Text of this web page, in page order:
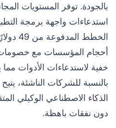
بالجودة. توفر المستويات
استدعاءات واجهة برمجة
الخطط
أحجام المؤسسات مع
خفية لاستدعاءات الأدوات مما
بالنسبة للشركات الناشئة،
الذكاء الاصطناعي الوكيلي
دون نفقات باهظة.